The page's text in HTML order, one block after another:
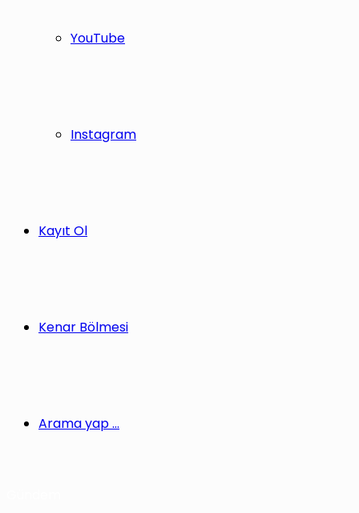
YouTube
Instagram
Kayıt Ol
Kenar Bölmesi
Arama yap ...